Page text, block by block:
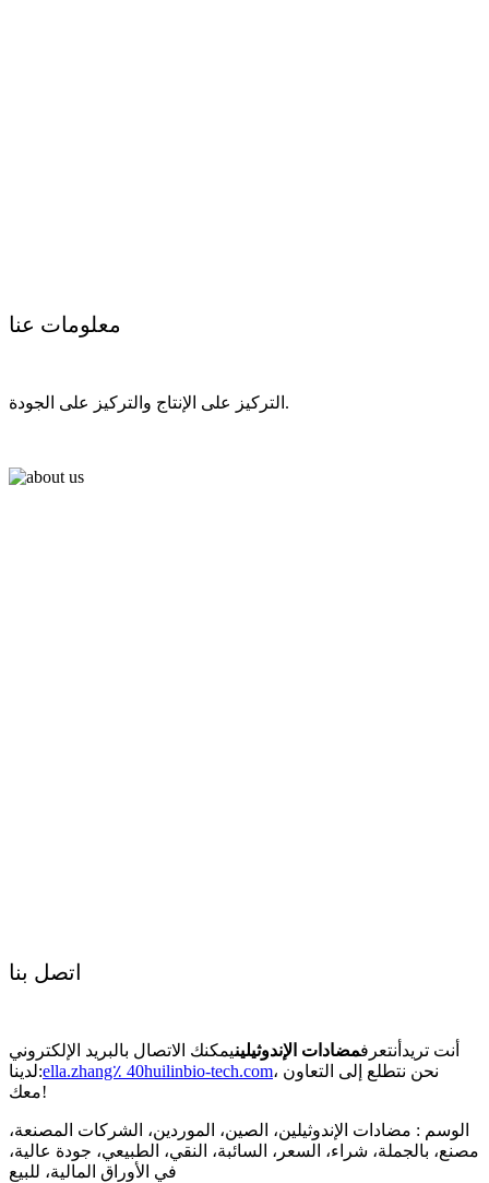
معلومات عنا
التركيز على الإنتاج والتركيز على الجودة.
اتصل بنا
أنت تريدأنتعرفمضادات الإندوثيلينيمكنك الاتصال بالبريد الإلكتروني
لدينا:ella.zhang٪ 40huilinbio-tech.com، نحن نتطلع إلى التعاون
معك!
الوسم : مضادات الإندوثيلين، الصين، الموردين، الشركات المصنعة،
مصنع، بالجملة، شراء، السعر، السائبة، النقي، الطبيعي، جودة عالية،
في الأوراق المالية، للبيع